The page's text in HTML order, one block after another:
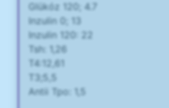
Glükóz 120; 4.7
Inzulin 0; 13
Inzulin 120: 22
Tsh: 1,26
T4:12,61
T3;5,5
Antii Tpo: 1,5